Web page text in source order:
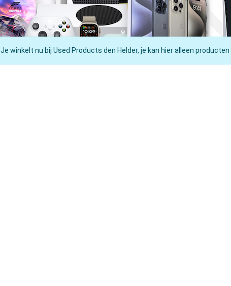
Je winkelt nu bij Used Products den Helder, je kan hier alleen